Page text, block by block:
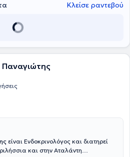
Κλείσε ραντεβού
είναι Ενδοκρινολόγος και διατηρεί
και στην Αταλάντη